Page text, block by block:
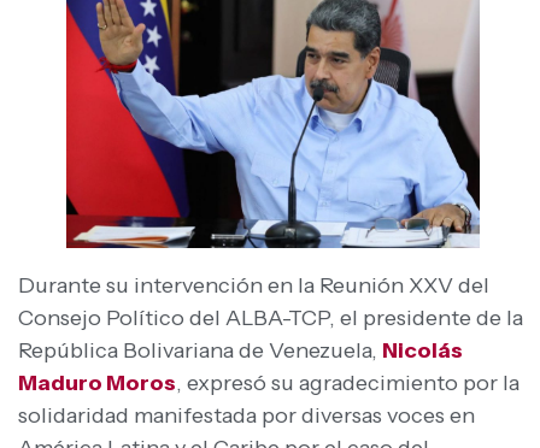
Durante su intervención en la Reunión XXV del
Consejo Político del ALBA-TCP, el presidente de la
República Bolivariana de Venezuela, Nicolás
Maduro Moros, expresó su agradecimiento por la
solidaridad manifestada por diversas voces en